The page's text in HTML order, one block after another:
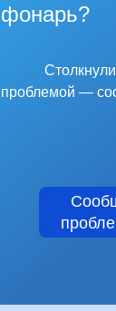
проблемой —